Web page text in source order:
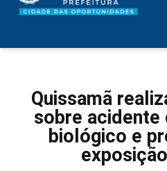
Quissamã
sobre acidente
biológico e